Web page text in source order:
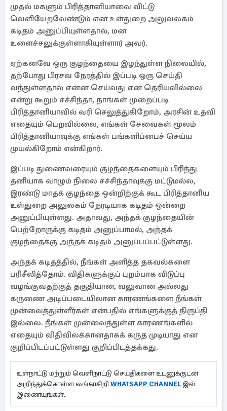
முதல் மகளும் பிரித்தானியாவை விட்டு
வெளியேறவேண்டும் என உள்துறை அலுவலகம்
கடிதம் அனுப்பியுள்ளதால், மன
உளைச்சலுக்குள்ளாகியுள்ளார் அவர்.
ஏற்கனவே ஒரு குழந்தையை இழந்துள்ள நிலையில்,
தற்போது பிரசவ நேரத்தில் இப்படி ஒரு செய்தி
வந்துள்ளதால் என்ன செய்வது என தெரியவில்லை
என்று கூறும் சச்சிந்தா, நாங்கள் முறைப்படி
பிரித்தானியாவில் வரி செலுத்துகிறோம், அரசின் உதவி
எதையும் பெறவில்லை, எங்கள் சேவைகள் மூலம்
பிரித்தானியாவுக்கு எங்கள் பங்களிப்பைச் செய்ய
முயல்கிறோம் என்கிறார்.
இப்படி துணைவரையும் குழந்தைகளையும் பிரிந்து
தனியாக வாழும் நிலை சச்சிந்தாவுக்கு மட்டுமல்ல,
இரண்டு மாதக் குழந்தை ஒன்றிற்குக் கூட பிரித்தானிய
உள்துறை அலுலகம் நேரடியாக கடிதம் ஒன்றை
அனுப்பியுள்ளது. அதாவது, அந்தக் குழந்தையின்
பெற்றோருக்கு கடிதம் அனுப்பாமல், அந்தக்
குழந்தைக்கு அந்தக் கடிதம் அனுப்பப்பட்டுள்ளது.
அந்தக் கடிதத்தில், நீங்கள் அளித்த தகவல்களை
பரிசீலித்தோம். விதிகளுக்குப் புறம்பாக விடுப்பு
வழங்குவதற்குத் தகுதியான, வலுவான அல்லது
கருணை அடிப்படையிலான காரணங்களை நீங்கள்
முன்வைத்துள்ளீர்கள் என்பதில் எங்களுக்குத் திருப்தி
இல்லை. நீங்கள் முன்வைத்துள்ள காரணங்களில்
எதையும் விதிவிலக்கானதாகக் கருத முடியாது என
குறிப்பிடப்பட்டுள்ளது குறிப்பிடத்தக்கது.
உள்நாட்டு மற்றும் வெளிநாட்டு செய்திகளை உடனுக்குடன்
அறிந்துக்கொள்ள லங்காசிறி WHATSAPP CHANNEL இல்
இணையுங்கள்.